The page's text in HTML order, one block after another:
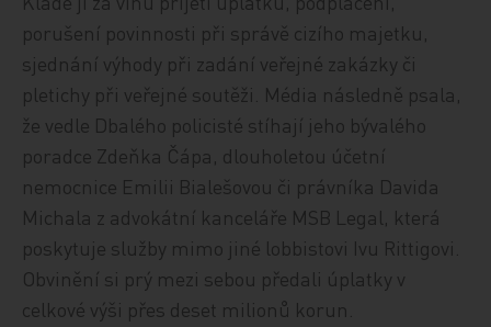
porušení povinnosti při správě cizího majetku,
sjednání výhody při zadání veřejné zakázky či
pletichy při veřejné soutěži. Média následně psala,
že vedle Dbalého policisté stíhají jeho bývalého
poradce Zdeňka Čápa, dlouholetou účetní
nemocnice Emilii Bialešovou či právníka Davida
Michala z advokátní kanceláře MSB Legal, která
poskytuje služby mimo jiné lobbistovi Ivu Rittigovi.
Obvinění si prý mezi sebou předali úplatky v
celkové výši přes deset milionů korun.